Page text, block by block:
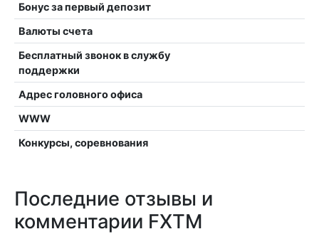
Бонус за первый депозит
Валюты счета
Бесплатный звонок в службу
поддержки
Адрес головного офиса
WWW
Конкурсы, соревнования
Последние отзывы и
комментарии FXTM